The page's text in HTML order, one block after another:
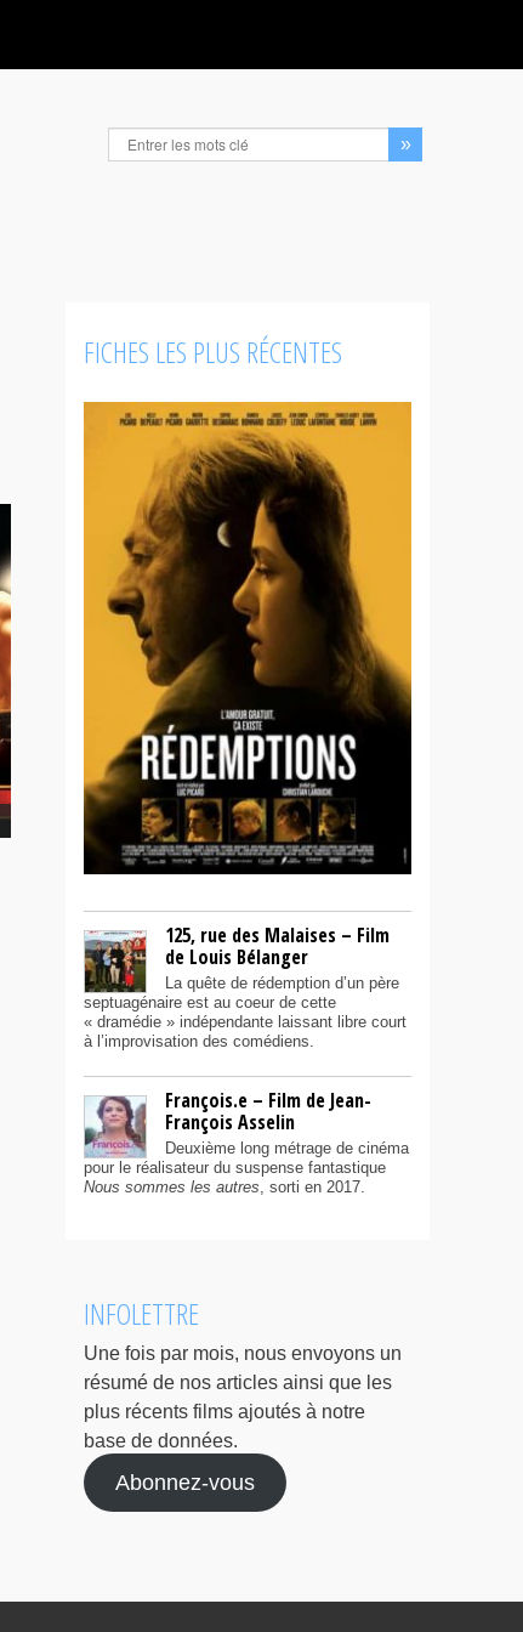
FICHES LES PLUS RÉCENTES
125, rue des Malaises – Film
de Louis Bélanger
La quête de rédemption d’un père
septuagénaire est au coeur de cette
« dramédie » indépendante laissant libre court
à l’improvisation des comédiens.
François.e – Film de Jean-
François Asselin
Deuxième long métrage de cinéma
pour le réalisateur du suspense fantastique
Nous sommes les autres, sorti en 2017.
INFOLETTRE
Une fois par mois, nous envoyons un
résumé de nos articles ainsi que les
plus récents films ajoutés à notre
base de données.
Abonnez-vous